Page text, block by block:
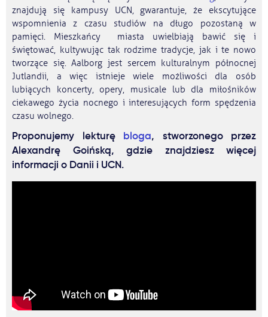
znajdują się kampusy UCN, gwarantuje, że ekscytujące
wspomnienia z czasu studiów na długo pozostaną w
pamięci. Mieszkańcy miasta uwielbiają bawić się i
świętować, kultywując tak rodzime tradycje, jak i te nowo
tworzące się. Aalborg jest sercem kulturalnym północnej
Jutlandii, a więc istnieje wiele możliwości dla osób
lubiących koncerty, opery, musicale lub dla miłośników
ciekawego życia nocnego i interesujących form spędzenia
czasu wolnego.
Proponujemy lekturę bloga, stworzonego przez
Alexandrę Goińską, gdzie znajdziesz więcej
informacji o Danii i UCN.